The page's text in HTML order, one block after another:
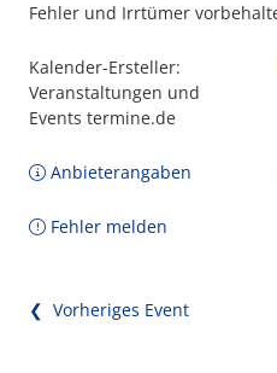
Fehler und Irrtümer
Kalender-Ersteller:
Veranstaltungen und
Events termine.de
Anbieterangaben
Fehler melden
❮ Vorheriges Event